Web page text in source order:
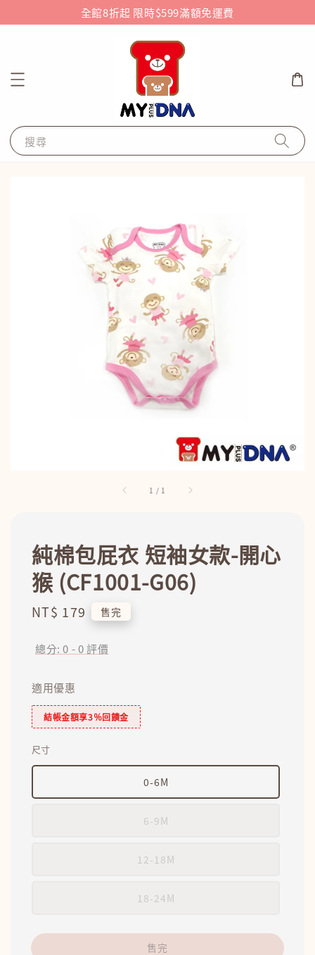
全館8折起 限時$599滿額免運費
搜尋
1 / 1
純棉包屁衣 短袖女款-開心
猴 (CF1001-G06)
Regular
NT$ 179 售完
總分:0 -0評價
適用優惠
結帳金額享3％回饋金
尺寸
0-6M
6-9M
12-18M
18-24M
售完